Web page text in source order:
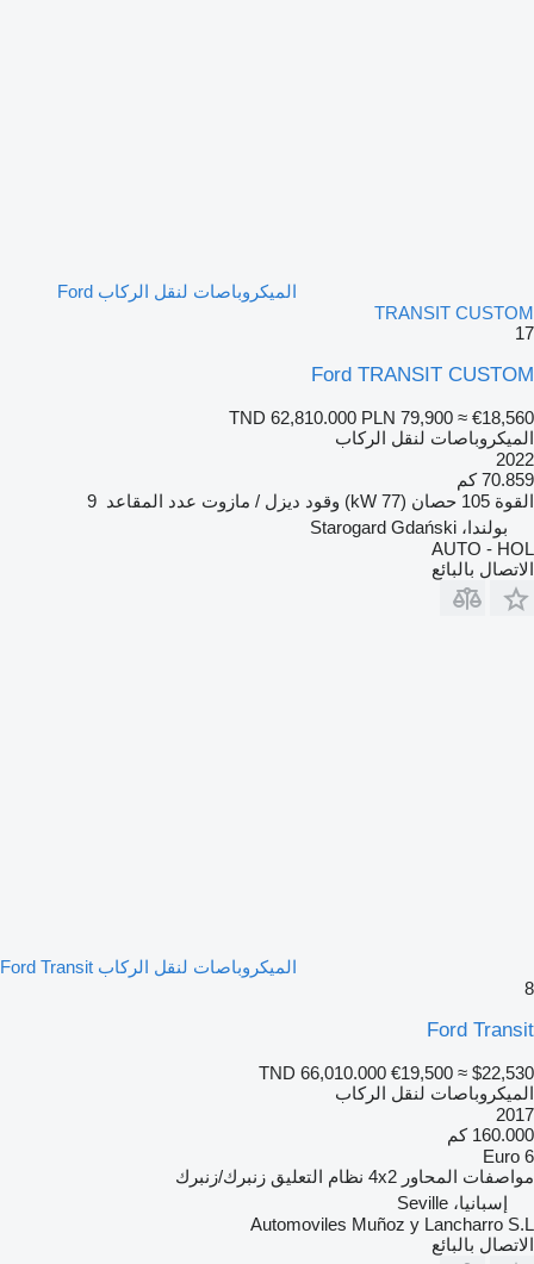
الميكروباصات لنقل الركاب Ford
TRANSIT CUSTOM
17
Ford TRANSIT CUSTOM
TND 62,810.000 PLN 79,900 ≈ €18,560
الميكروباصات لنقل الركاب
2022
70.859 كم
القوة 105 حصان (77 kW) وقود ديزل / مازوت عدد المقاعد 9
بولندا، Starogard Gdański
AUTO - HOL
الاتصال بالبائع
الميكروباصات لنقل الركاب Ford Transit
8
Ford Transit
TND 66,010.000 €19,500 ≈ $22,530
الميكروباصات لنقل الركاب
2017
160.000 كم
Euro 6
مواصفات المحاور 4x2 نظام التعليق زنبرك/زنبرك
إسبانيا، Seville
Automoviles Muñoz y Lancharro S.L
الاتصال بالبائع